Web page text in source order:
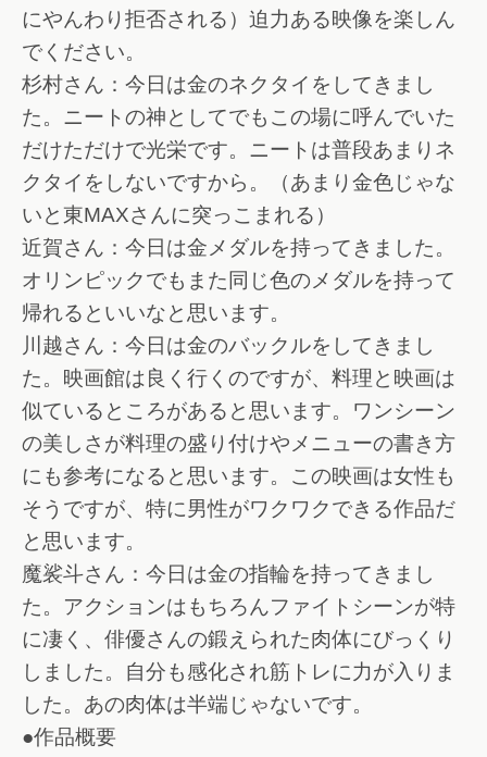
にやんわり拒否される）迫力ある映像を楽しん
でください。
杉村さん：今日は金のネクタイをしてきまし
た。ニートの神としてでもこの場に呼んでいた
だけただけで光栄です。ニートは普段あまりネ
クタイをしないですから。（あまり金色じゃな
いと東MAXさんに突っこまれる）
近賀さん：今日は金メダルを持ってきました。
オリンピックでもまた同じ色のメダルを持って
帰れるといいなと思います。
川越さん：今日は金のバックルをしてきまし
た。映画館は良く行くのですが、料理と映画は
似ているところがあると思います。ワンシーン
の美しさが料理の盛り付けやメニューの書き方
にも参考になると思います。この映画は女性も
そうですが、特に男性がワクワクできる作品だ
と思います。
魔裟斗さん：今日は金の指輪を持ってきまし
た。アクションはもちろんファイトシーンが特
に凄く、俳優さんの鍛えられた肉体にびっくり
しました。自分も感化され筋トレに力が入りま
した。あの肉体は半端じゃないです。
●作品概要